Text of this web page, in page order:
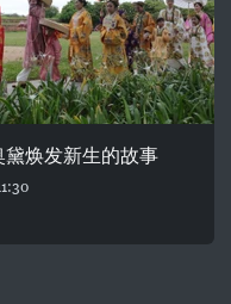
黛焕发新生的故事